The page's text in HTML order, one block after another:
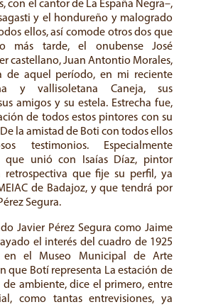
con el cantor de La España Negra–,
y el hondureño y malogrado
ellos, así comode otros dos que
más tarde, el onubense José
castellano, Juan Antontio Morales,
de aquel período, en mi reciente
y vallisoletana Caneja, sus
amigos y su estela. Estrecha fue,
de todos estos pintores con su
la amistad de Boti con todos ellos
testimonios. Especialmente
que unió con Isaías Díaz, pintor
retrospectiva que fije su perfil, ya
de Badajoz, y que tendrá por
Segura.
Javier Pérez Segura como Jaime
el interés del cuadro de 1925
en el Museo Municipal de Arte
que Botí representa La estación de
ambiente, dice el primero, entre
como tantas entrevisiones, ya